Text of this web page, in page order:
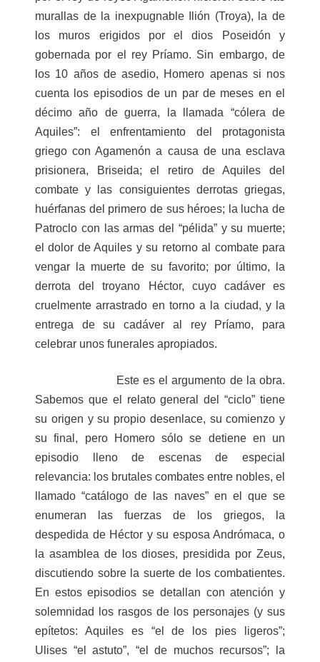
murallas de la inexpugnable Ilión (Troya), la de
los muros erigidos por el dios Poseidón y
gobernada por el rey Príamo. Sin embargo, de
los 10 años de asedio, Homero apenas si nos
cuenta los episodios de un par de meses en el
décimo año de guerra, la llamada “cólera de
Aquiles”: el enfrentamiento del protagonista
griego con Agamenón a causa de una esclava
prisionera, Briseida; el retiro de Aquiles del
combate y las consiguientes derrotas griegas,
huérfanas del primero de sus héroes; la lucha de
Patroclo con las armas del “pélida” y su muerte;
el dolor de Aquiles y su retorno al combate para
vengar la muerte de su favorito; por último, la
derrota del troyano Héctor, cuyo cadáver es
cruelmente arrastrado en torno a la ciudad, y la
entrega de su cadáver al rey Príamo, para
celebrar unos funerales apropiados.
Este es el argumento de la obra.
Sabemos que el relato general del “ciclo” tiene
su origen y su propio desenlace, su comienzo y
su final, pero Homero sólo se detiene en un
episodio lleno de escenas de especial
relevancia: los brutales combates entre nobles, el
llamado “catálogo de las naves” en el que se
enumeran las fuerzas de los griegos, la
despedida de Héctor y su esposa Andrómaca, o
la asamblea de los dioses, presidida por Zeus,
discutiendo sobre la suerte de los combatientes.
En estos episodios se detallan con atención y
solemnidad los rasgos de los personajes (y sus
epítetos: Aquiles es “el de los pies ligeros”;
Ulises “el astuto”, “el de muchos recursos”; la